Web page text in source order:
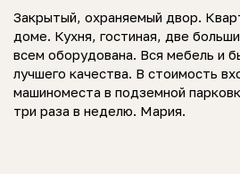
Закрытый, охраняемый двор.
доме. Кухня, гостиная, две
всем оборудована. Вся мебель и
лучшего качества. В стоимость
машиноместа в подземной
три раза в неделю. Мария.